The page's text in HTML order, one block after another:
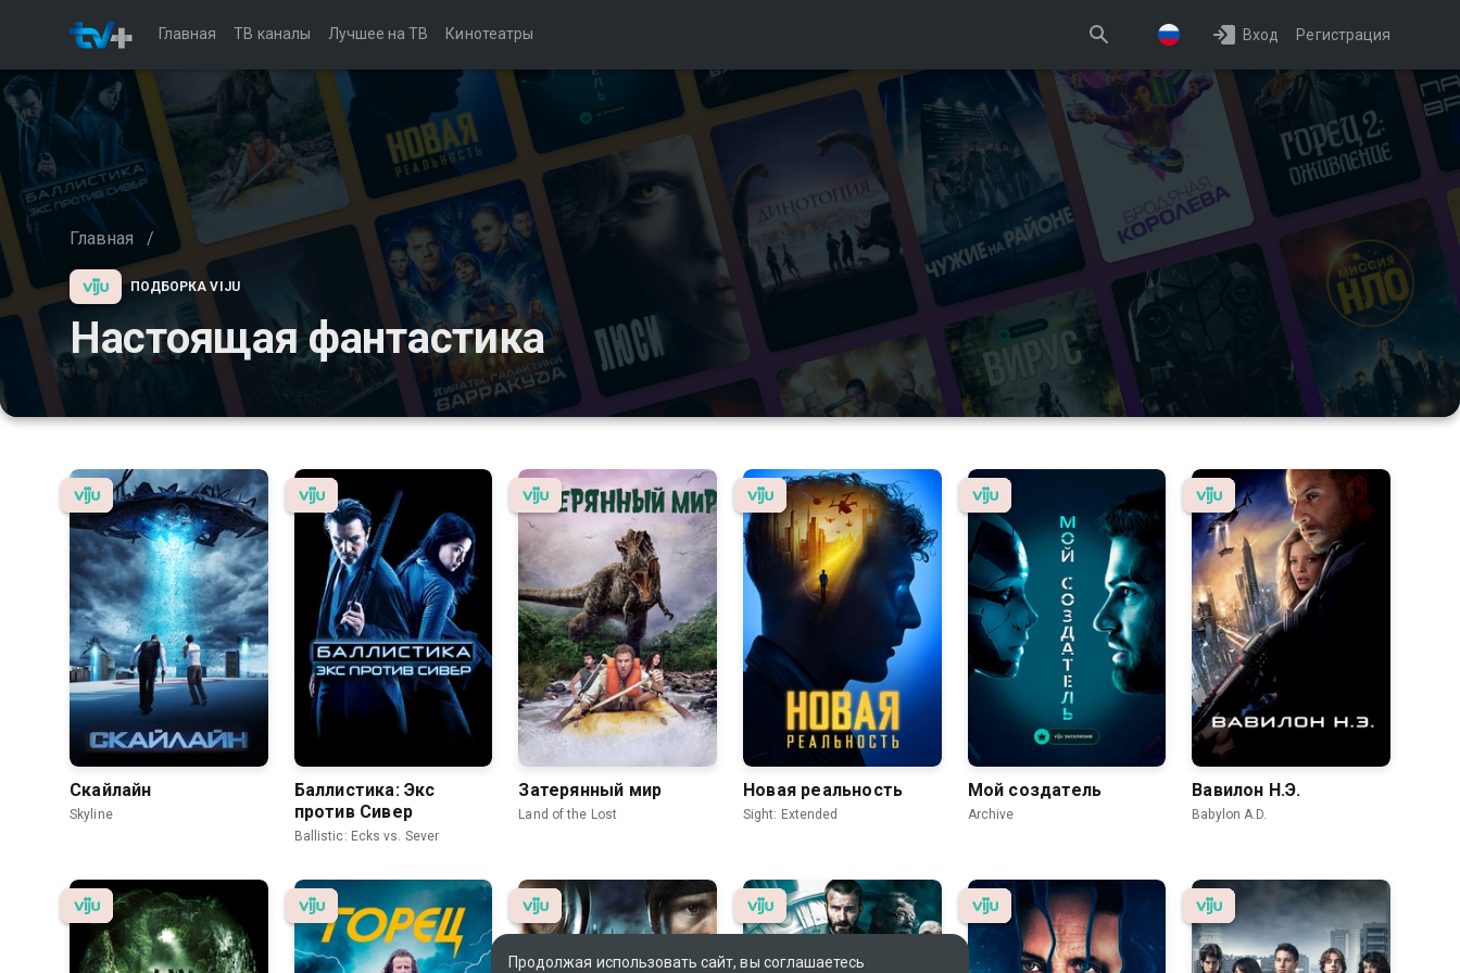
Главная ТВ каналы Лучшее на ТВ Кинотеатры Вход Регистрация
Главная /
ПОДБОРКА VIJU
Настоящая фантастика
Скайлайн
Skyline
Баллистика: Экс
против Сивер
Ballistic: Ecks vs. Sever
Затерянный мир
Land of the Lost
Новая реальность
Sight: Extended
Мой создатель
Archive
Вавилон Н.Э.
Babylon A.D.
Продолжая использовать сайт, вы соглашаетесь